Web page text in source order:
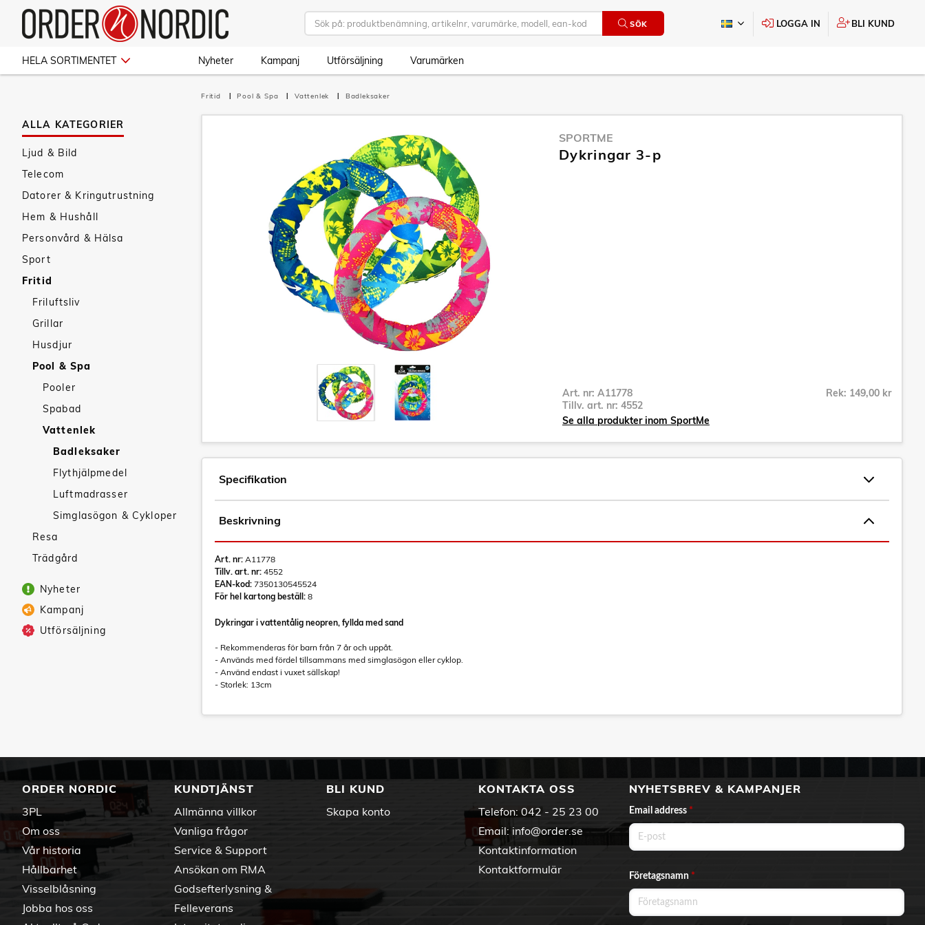
SÖK LOGGA IN BLI KUND
HELA SORTIMENTET Nyheter Kampanj Utförsäljning Varumärken
ALLA KATEGORIER
Ljud & Bild
Telecom
Datorer & Kringutrustning
Hem & Hushåll
Personvård & Hälsa
Sport
Fritid
Friluftsliv
Grillar
Husdjur
Pool & Spa
Pooler
Spabad
Vattenlek
Badleksaker
Flythjälpmedel
Luftmadrasser
Simglasögon & Cykloper
Resa
Trädgård
Nyheter
Kampanj
Utförsäljning
Fritid Pool & Spa Vattenlek Badleksaker
SPORTME
Dykringar 3-p
Art. nr: A11778
Tillv. art. nr: 4552
Rek: 149,00 kr
Se alla produkter inom SportMe
Specifikation
Beskrivning
Art. nr: A11778
Tillv. art. nr: 4552
EAN-kod: 7350130545524
För hel kartong beställ: 8
Dykringar i vattentålig neopren, fyllda med sand
- Rekommenderas för barn från 7 år och uppåt.
- Används med fördel tillsammans med simglasögon eller cyklop.
- Använd endast i vuxet sällskap!
- Storlek: 13cm
ORDER NORDIC
3PL
Om oss
Vår historia
Hållbarhet
Visselblåsning
Jobba hos oss
KUNDTJÄNST
Allmänna villkor
Vanliga frågor
Service & Support
Ansökan om RMA
Godsefterlysning &
Felleverans
BLI KUND
Skapa konto
KONTAKTA OSS
Telefon: 042 - 25 23 00
Email: info@order.se
Kontaktinformation
Kontaktformulär
NYHETSBREV & KAMPANJER
Email address *
Företagsnamn *